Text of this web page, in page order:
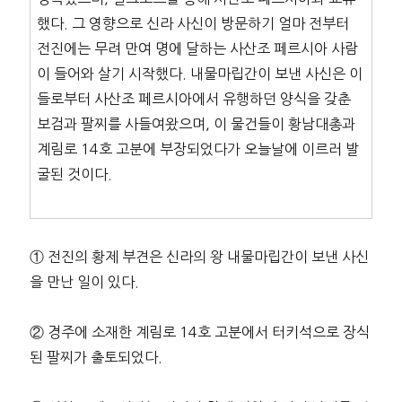
했다. 그 영향으로 신라 사신이 방문하기 얼마 전부터
전진에는 무려 만여 명에 달하는 사산조 페르시아 사람
이 들어와 살기 시작했다. 내물마립간이 보낸 사신은 이
들로부터 사산조 페르시아에서 유행하던 양식을 갖춘
보검과 팔찌를 사들여왔으며, 이 물건들이 황남대총과
계림로 14호 고분에 부장되었다가 오늘날에 이르러 발
굴된 것이다.
① 전진의 황제 부견은 신라의 왕 내물마립간이 보낸 사신
을 만난 일이 있다.
② 경주에 소재한 계림로 14호 고분에서 터키석으로 장식
된 팔찌가 출토되었다.